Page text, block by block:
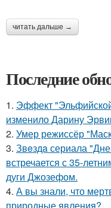
читать дальше →
Последние
1. Эффект
изменило Дарину
2. Умер режиссёр
3. Звeздa сериала
встречается с 35-
дуги Джозефом.
4. А вы знали, что